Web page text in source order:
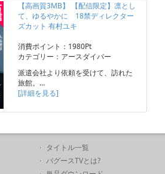
【高画質3MB】 【配信限定】凛とし
て、ゆるやかに 18禁ディレクター
ズカット 有村ユキ
消費ポイント：1980Pt
カテゴリー：アースダイバー
派遣会社より依頼を受けて、訪れた
旅館。…
[詳細を見る]
タイトル一覧
バグースTVとは?